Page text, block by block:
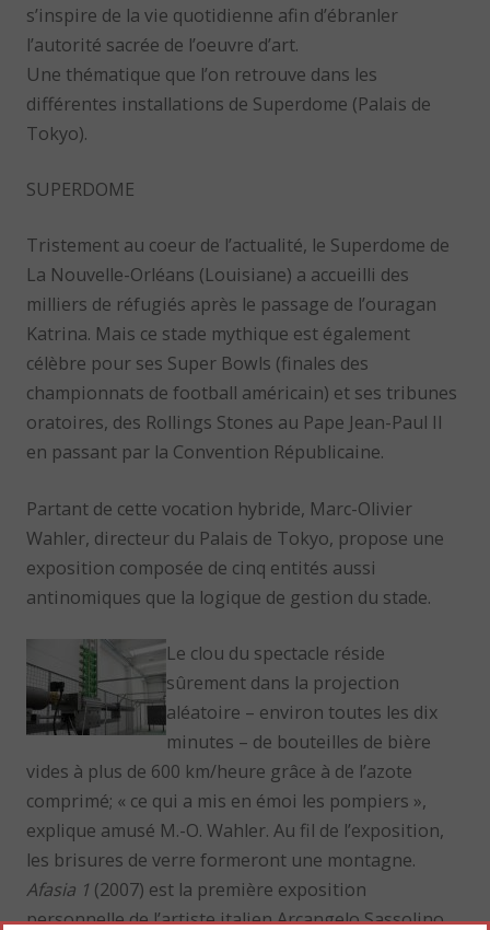
s’inspire de la vie quotidienne afin d’ébranler
l’autorité sacrée de l’oeuvre d’art.
Une thématique que l’on retrouve dans les
différentes installations de Superdome (Palais de
Tokyo).
SUPERDOME
Tristement au coeur de l’actualité, le Superdome de
La Nouvelle-Orléans (Louisiane) a accueilli des
milliers de réfugiés après le passage de l’ouragan
Katrina. Mais ce stade mythique est également
célèbre pour ses Super Bowls (finales des
championnats de football américain) et ses tribunes
oratoires, des Rollings Stones au Pape Jean-Paul II
en passant par la Convention Républicaine.
Partant de cette vocation hybride, Marc-Olivier
Wahler, directeur du Palais de Tokyo, propose une
exposition composée de cinq entités aussi
antinomiques que la logique de gestion du stade.
Le clou du spectacle réside
sûrement dans la projection
aléatoire – environ toutes les dix
minutes – de bouteilles de bière
vides à plus de 600 km/heure grâce à de l’azote
comprimé; « ce qui a mis en émoi les pompiers »,
explique amusé M.-O. Wahler. Au fil de l’exposition,
les brisures de verre formeront une montagne.
Afasia 1 (2007) est la première exposition
personnelle de l’artiste italien Arcangelo Sassolino